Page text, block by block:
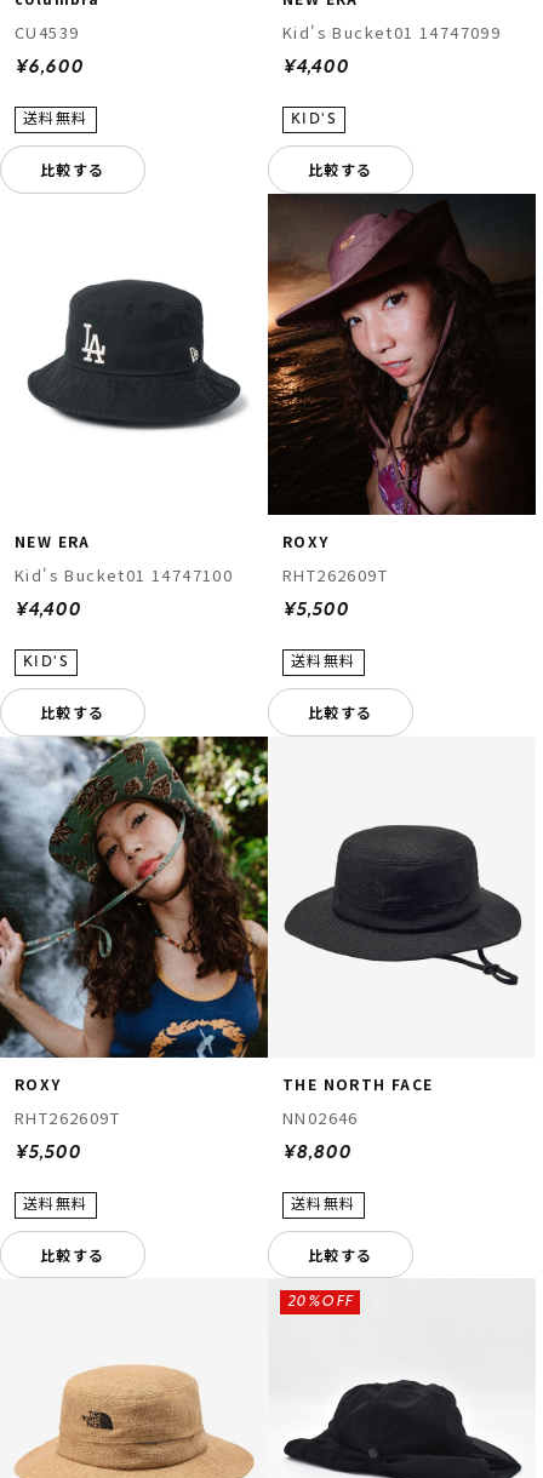
CU4539
¥6,600
比較する
Kid's Bucket01 14747099
¥4,400
比較する
NEW ERA
Kid's Bucket01 14747100
¥4,400
比較する
ROXY
RHT262609T
¥5,500
比較する
ROXY
RHT262609T
¥5,500
比較する
THE NORTH FACE
NN02646
¥8,800
比較する
20%OFF